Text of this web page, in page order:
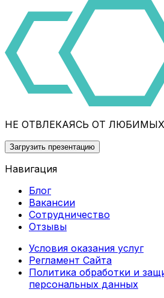
НЕ ОТВЛЕКАЯСЬ ОТ
Загрузить презентацию
Навигация
Блог
Вакансии
Сотрудничество
Отзывы
Условия оказания услуг
Регламент Сайта
Политика обработки и
персональных данных